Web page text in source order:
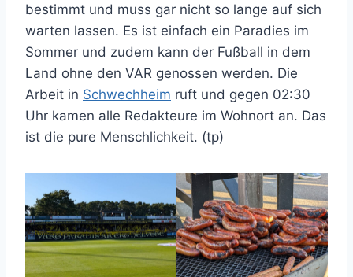
bestimmt und muss gar nicht so lange auf sich
warten lassen. Es ist einfach ein Paradies im
Sommer und zudem kann der Fußball in dem
Land ohne den VAR genossen werden. Die
Arbeit in Schwechheim ruft und gegen 02:30
Uhr kamen alle Redakteure im Wohnort an. Das
ist die pure Menschlichkeit. (tp)